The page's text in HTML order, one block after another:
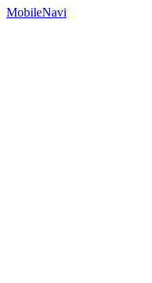
MobileNavi